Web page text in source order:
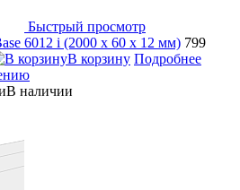
Быстрый просмотр
6012 i (2000 х 60 х 12 мм) 799
В корзину Подробнее
В наличии